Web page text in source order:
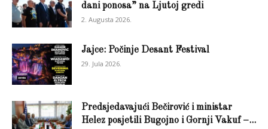
dani ponosa” na Ljutoj gredi
2. Augusta 2026.
Jajce: Počinje Desant Festival
29. Jula 2026.
Predsjedavajući Bečirović i ministar
Helez posjetili Bugojno i Gornji Vakuf –...